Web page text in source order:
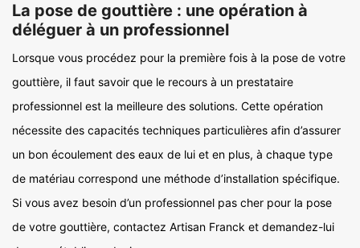
La pose de gouttière : une opération à
déléguer à un professionnel
Lorsque vous procédez pour la première fois à la pose de votre
gouttière, il faut savoir que le recours à un prestataire
professionnel est la meilleure des solutions. Cette opération
nécessite des capacités techniques particulières afin d’assurer
un bon écoulement des eaux de lui et en plus, à chaque type
de matériau correspond une méthode d’installation spécifique.
Si vous avez besoin d’un professionnel pas cher pour la pose
de votre gouttière, contactez Artisan Franck et demandez-lui